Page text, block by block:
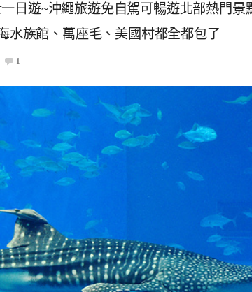
日遊~沖繩旅遊免自駕可暢遊北部熱門
水族館、萬座毛、美國村都全都包了
1